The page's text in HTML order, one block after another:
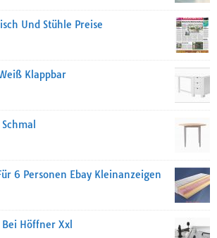
Und Stühle Preise
Klappbar
6 Personen Ebay Kleinanzeigen
Höffner Xxl